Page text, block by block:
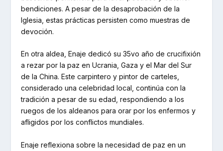
bendiciones. A pesar de la desaprobación de la
Iglesia, estas prácticas persisten como muestras de
devoción.
En otra aldea, Enaje dedicó su 35vo año de crucifixión
a rezar por la paz en Ucrania, Gaza y el Mar del Sur
de la China. Este carpintero y pintor de carteles,
considerado una celebridad local, continúa con la
tradición a pesar de su edad, respondiendo a los
ruegos de los aldeanos para orar por los enfermos y
afligidos por los conflictos mundiales.
Enaje reflexiona sobre la necesidad de paz en un